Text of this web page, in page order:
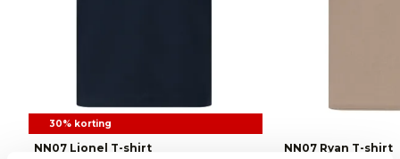
30% korting
NN07 Lionel T-shirt
NN07 Ryan T-shirt